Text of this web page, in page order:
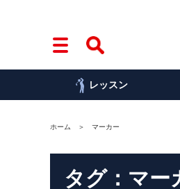
レッスン
ホーム マーカー
タグ：マー